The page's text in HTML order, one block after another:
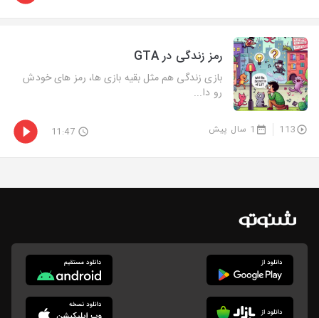
رمز زندگی در GTA
بازی زندگی هم مثل بقیه بازی ها، رمز های خودش
رو دا...
113 1 سال پیش 11:47